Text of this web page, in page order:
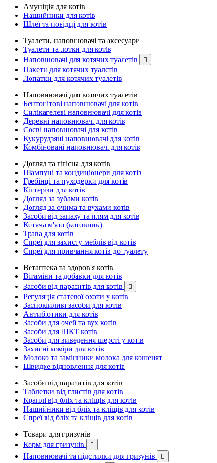
Амуніція для котів
Нашийники для котів
Шлеї та повідці для котів
Туалети, наповнювачі та аксесуари
Туалети та лотки для котів
Наповнювачі для котячих туалетів

Пакети для котячих туалетів
Лопатки для котячих туалетів
Наповнювачі для котячих туалетів
Бентонітові наповнювачі для котів
Силікагелеві наповнювачі для котів
Деревні наповнювачі для котів
Соєві наповнювачі для котів
Кукурудзяні наповнювачі для котів
Комбіновані наповнювачі для котів
Догляд та гігієна для котів
Шампуні та кондиціонери для котів
Гребінці та пуходерки для котів
Кігтерізи для котів
Догляд за зубами котів
Догляд за очима та вухами котів
Засоби від запаху та плям для котів
Котяча м'ята (котовник)
Трава для котів
Спреї для захисту меблів від котів
Спреї для привчання котів до туалету
Ветаптека та здоров'я котів
Вітаміни та добавки для котів
Засоби від паразитів для котів

Регуляція статевої охоти у котів
Заспокійливі засоби для котів
Антибіотики для котів
Засоби для очей та вух котів
Засоби для ШКТ котів
Засоби для виведення шерсті у котів
Захисні коміри для котів
Молоко та замінники молока для кошенят
Швидке відновлення для котів
Засоби від паразитів для котів
Таблетки від глистів для котів
Краплі від бліх та кліщів для котів
Нашийники від бліх та кліщів для котів
Спреї від бліх та кліщів для котів
Товари для гризунів
Корм для гризунів

Наповнювачі та підстилки для гризунів 